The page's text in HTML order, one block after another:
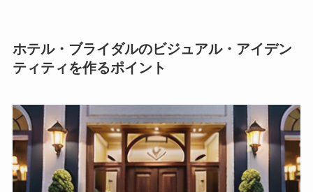
ホテル・ブライダルのビジュアル・アイデン
ティティを作るポイント